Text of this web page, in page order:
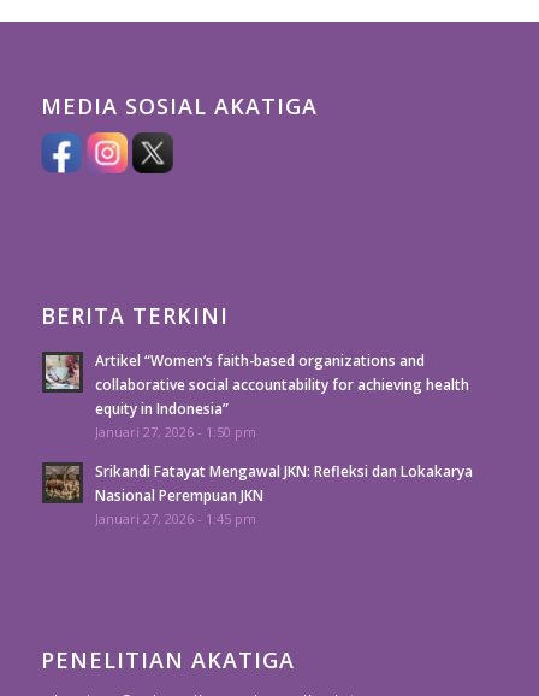
MEDIA SOSIAL AKATIGA
BERITA TERKINI
Artikel “Women’s faith-based organizations and
collaborative social accountability for achieving health
equity in Indonesia”
Januari 27, 2026 - 1:50 pm
Srikandi Fatayat Mengawal JKN: Refleksi dan Lokakarya
Nasional Perempuan JKN
Januari 27, 2026 - 1:45 pm
PENELITIAN AKATIGA